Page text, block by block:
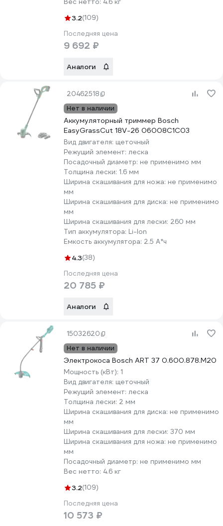
Вес нетто: 4.6 кг
3.2(109)
Последняя цена
9 692 ₽
Аналоги
20462518
Нет в наличии
Аккумуляторный триммер Bosch
EasyGrassCut 18V-26 06008C1C03
Вид двигателя: щеточный
Режущий элемент: леска
Посадочный диаметр: не применимо мм
Толщина лески: 1.6 мм
Ширина скашивания для ножа: не применимо
мм
Ширина скашивания для диска: не применимо
мм
Ширина скашивания для лески: 260 мм
Тип аккумулятора: Li-lon
Емкость аккумулятора: 2.5 А*ч
4.3(38)
Последняя цена
20 785 ₽
Аналоги
15032620
Нет в наличии
Электрокоса Bosch ART 37 0.600.878.M20
Мощность (кВт): 1
Вид двигателя: щеточный
Режущий элемент: леска
Толщина лески: 2 мм
Ширина скашивания для диска: не применимо
мм
Ширина скашивания для лески: 370 мм
Ширина скашивания для ножа: не применимо
мм
Посадочный диаметр: не применимо мм
Вес нетто: 4.6 кг
3.2(109)
Последняя цена
10 573 ₽